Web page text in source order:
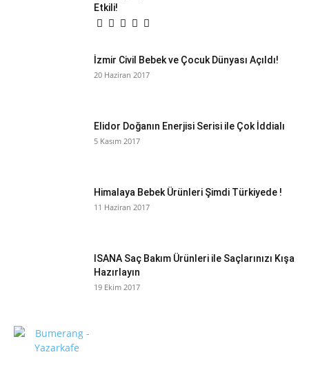
Etkili!
İzmir Civil Bebek ve Çocuk Dünyası Açıldı!
20 Haziran 2017
Elidor Doğanın Enerjisi Serisi ile Çok İddialı
5 Kasım 2017
Himalaya Bebek Ürünleri Şimdi Türkiyede !
11 Haziran 2017
ISANA Saç Bakım Ürünleri ile Saçlarınızı Kışa
Hazırlayın
19 Ekim 2017